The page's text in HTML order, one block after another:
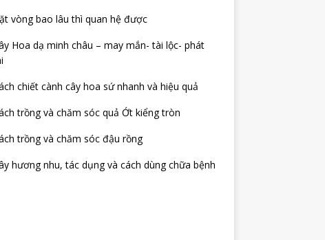
vòng bao lâu thì quan hệ được
Hoa dạ minh châu – may mắn- tài lộc- phát
chiết cành cây hoa sứ nhanh và hiệu quả
trồng và chăm sóc quả Ớt kiểng tròn
trồng và chăm sóc đậu rồng
hương nhu, tác dụng và cách dùng chữa bệnh